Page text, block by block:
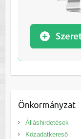
Önkormányzat
Álláshirdetések
Közadatkereső